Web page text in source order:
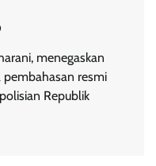
menegaskan
resmi
Republik